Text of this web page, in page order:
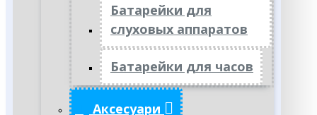
Батарейки для
слуховых аппаратов
Батарейки для часов
Аксесуари